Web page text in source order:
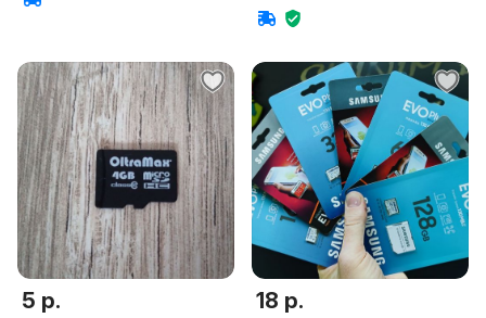
5 р. 18 р.